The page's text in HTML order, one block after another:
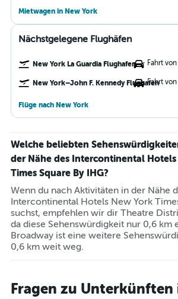
Mietwagen in New York
Nächstgelegene Flughäfen
New York La Guardia Flughafen Fahrt
New York–John F. Kennedy Flughafen
Fahrt
Flüge nach New York
Welche beliebten
der Nähe des Intercontinental Hotels
Times Square By IHG?
Wenn du nach Aktivitäten in der Nähe
Intercontinental Hotels New York
suchst, empfehlen wir dir Theatre
da diese Sehenswürdigkeit nur 0,6 km
Broadway ist eine weitere
0,6 km weit weg.
Fragen zu Unterkünften